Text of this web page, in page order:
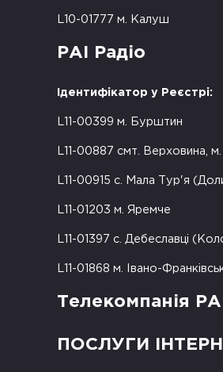
L10-01777 м. Калуш
РАІ Радіо
Ідентифікатор у Реєстрі:
L11-00399 м. Бурштин
L11-00887 смт. Верховина, м.
L11-00915 с. Мала Тур'я
L11-01203 м. Яремче
L11-01397 с. Дебеславці
L11-01868 м. Івано-
Телекомпанія РАІ
ПОСЛУГИ